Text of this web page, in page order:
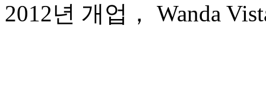
2012년 개업， Wanda